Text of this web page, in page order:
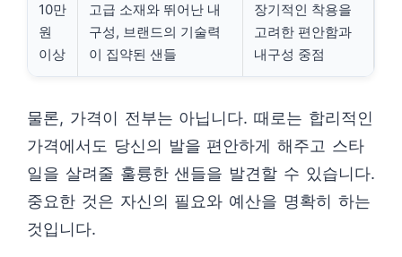
10만
원
이상
고급 소재와 뛰어난 내
구성, 브랜드의 기술력
이 집약된 샌들
장기적인 착용을
고려한 편안함과
내구성 중점
물론, 가격이 전부는 아닙니다. 때로는 합리적인
가격에서도 당신의 발을 편안하게 해주고 스타
일을 살려줄 훌륭한 샌들을 발견할 수 있습니다.
중요한 것은 자신의 필요와 예산을 명확히 하는
것입니다.